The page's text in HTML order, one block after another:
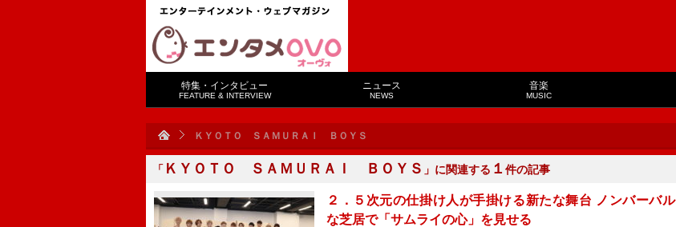
特集・インタビュー
FEATURE & INTERVIEW
ニュース
NEWS
音楽
MUSIC
ＫＹＯＴＯ ＳＡＭＵＲＡＩ ＢＯＹＳ
「 ＫＹＯＴＯ ＳＡＭＵＲＡＩ ＢＯＹＳ 」に関連する １ 件の記事
２．５次元の仕掛け人が手掛ける新たな舞台 ノンバーバル
な芝居で「サムライの心」を見せる